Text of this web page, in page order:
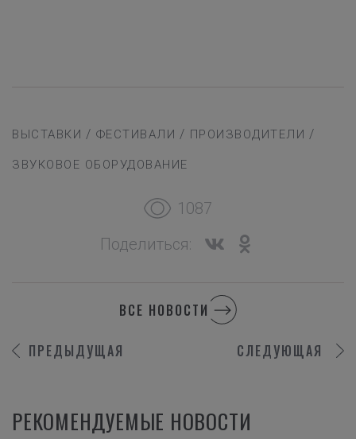
ВЫСТАВКИ / ФЕСТИВАЛИ / ПРОИЗВОДИТЕЛИ /
ЗВУКОВОЕ ОБОРУДОВАНИЕ
1087
Поделиться:
ПРЕДЫДУЩАЯ
ВСЕ НОВОСТИ
СЛЕДУЮЩАЯ
РЕКОМЕНДУЕМЫЕ НОВОСТИ